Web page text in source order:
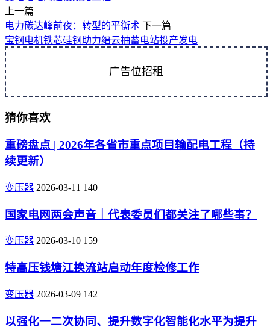
上一篇
电力碳达峰前夜：转型的平衡术 下一篇
宝钢电机铁芯硅钢助力缙云抽蓄电站投产发电
广告位招租
猜你喜欢
重磅盘点 | 2026年各省市重点项目输配电工程（持
续更新）
变压器 2026-03-11 140
国家电网两会声音｜代表委员们都关注了哪些事？
变压器 2026-03-10 159
特高压钱塘江换流站启动年度检修工作
变压器 2026-03-09 142
以强化一二次协同、提升数字化智能化水平为提升